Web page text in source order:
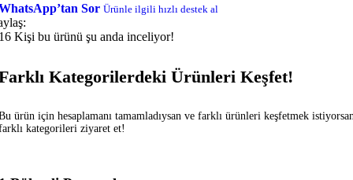
Sor Ürünle ilgili hızlı destek al
Kişi bu ürünü şu anda inceliyor!
Kategorilerdeki Ürünleri Keşfet!
ürün için hesaplamanı tamamladıysan ve farklı ürünleri keşfetmek
kategorileri ziyaret et!